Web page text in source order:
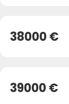
38000 €
39000 €